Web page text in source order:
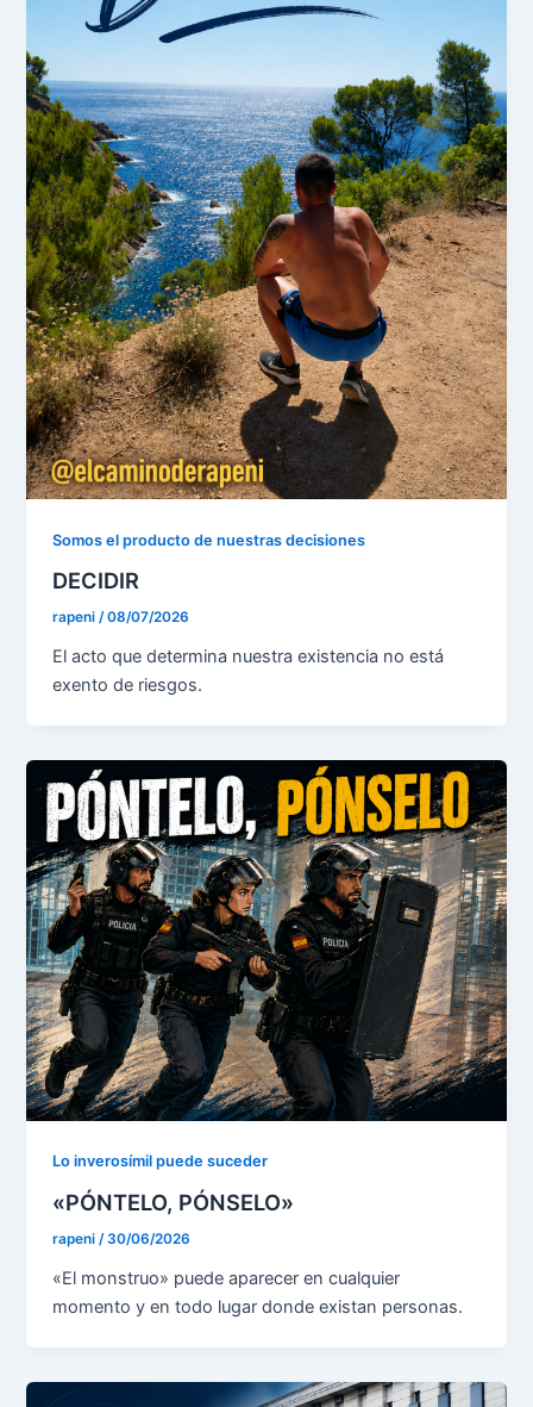
Somos el producto de nuestras decisiones
DECIDIR
rapeni/08/07/2026
El acto que determina nuestra existencia no está
exento de riesgos.
Lo inverosímil puede suceder
«PÓNTELO, PÓNSELO»
rapeni/30/06/2026
«El monstruo» puede aparecer en cualquier
momento y en todo lugar donde existan personas.